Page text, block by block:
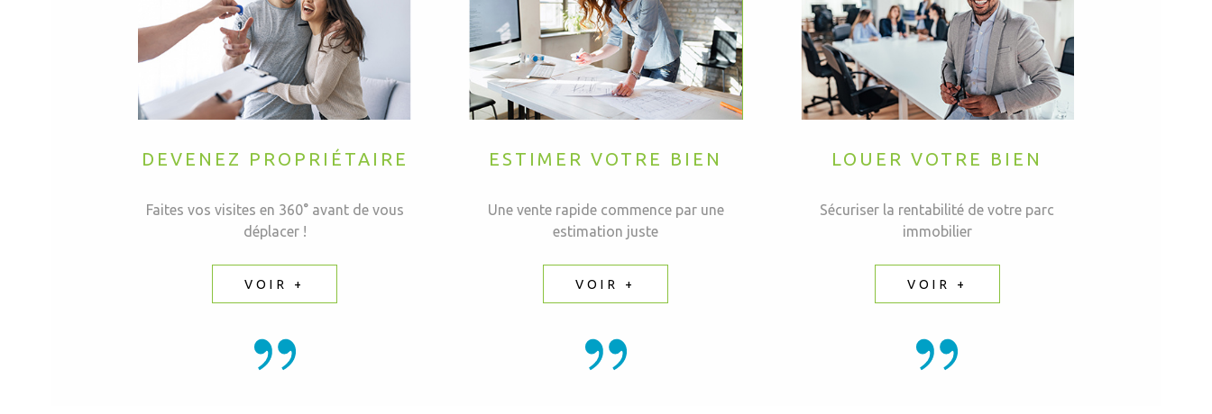
DEVENEZ PROPRIÉTAIRE
Faites vos visites en 360° avant de vous
déplacer !
VOIR +
ESTIMER VOTRE BIEN
Une vente rapide commence par une
estimation juste
VOIR +
LOUER VOTRE BIEN
Sécuriser la rentabilité de votre parc
immobilier
VOIR +